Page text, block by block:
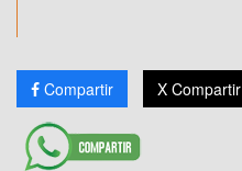
Compartir X Compartir